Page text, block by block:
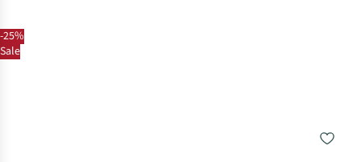
-25%
Sale